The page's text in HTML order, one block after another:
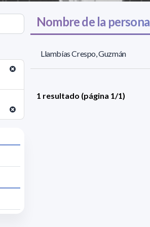
Nombre de la persona
Llambías Crespo, Guzmán
1 resultado (página 1/1)